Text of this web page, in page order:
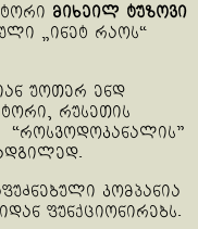
მიხეილ ტუზოვი
„ინეტ რაოს“
უოთერ ენდ
რუსეთის
კომპანია
ფუნქციონირებს.